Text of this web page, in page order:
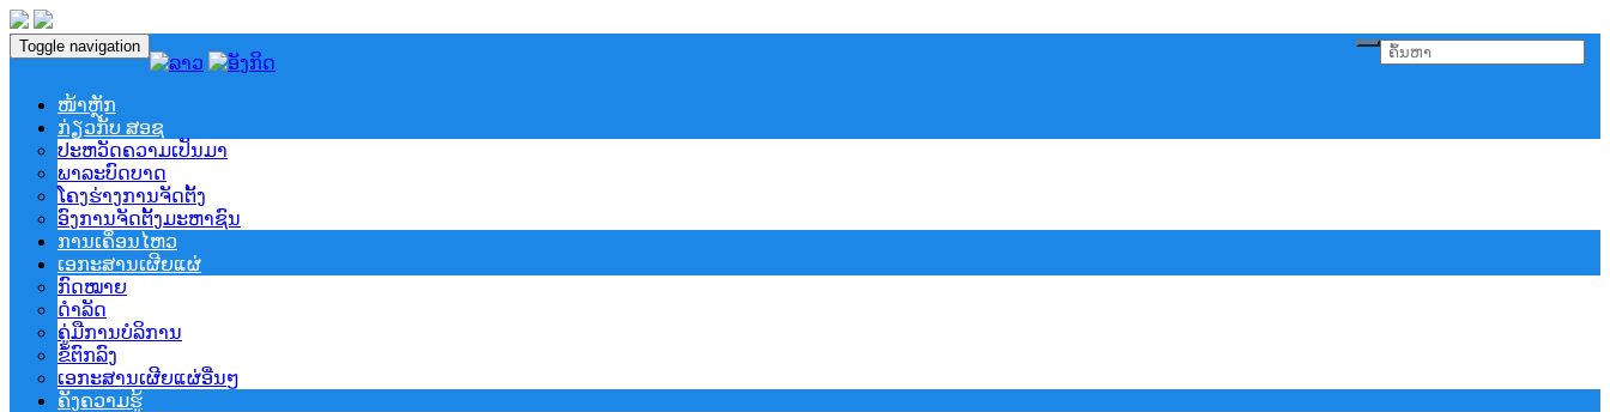
Toggle navigation
ໜ້າຫຼັກ
ກ່ຽວກັບ ສອຊ
ປະຫວັດຄວາມເປັນມາ
ພາລະບົດບາດ
ໂຄງຮ່າງການຈັດຕັ້ງ
ອົງການຈັດຕັ້ງມະຫາຊົນ
ການເຄຶ່ອນໄຫວ
ເອກະສານເຜີຍແຜ່
ກົດໝາຍ
ດຳລັດ
ຄູ່ມືການບໍລິການ
ຂໍ້ຕົກລົງ
ເອກະສານເຜີຍແຜ່ອື່ນໆ
ຄັງຄວາມຮູ້